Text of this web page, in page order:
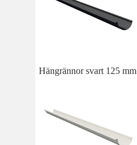
Hängrännor svart 125 mm